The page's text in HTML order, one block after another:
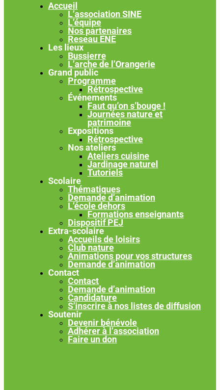
Accueil
L’association SINE
L’équipe
Nos partenaires
Reseau ENE
Les lieux
Bussierre
L’arche de l’Orangerie
Grand public
Programme
Rétrospective
Événements
Faut qu’on s’bouge !
Journées nature et
patrimoine
Expositions
Rétrospective
Nos ateliers
Ateliers cuisine
Jardinage naturel
Tutoriels
Scolaire
Thématiques
Demande d’animation
L’école dehors
Formations enseignants
Dispositif PEJ
Extra-scolaire
Accueils de loisirs
Club nature
Animations pour vos structures
Demande d’animation
Contact
Contact
Demande d’animation
Candidature
S’inscrire à nos listes de diffusion
Soutenir
Devenir bénévole
Adhérer à l’association
Faire un don